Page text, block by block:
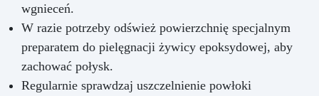
wgnieceń.
W razie potrzeby odśwież powierzchnię specjalnym
preparatem do pielęgnacji żywicy epoksydowej, aby
zachować połysk.
Regularnie sprawdzaj uszczelnienie powłoki